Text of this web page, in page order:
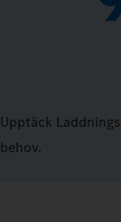
Upptäck
behov.